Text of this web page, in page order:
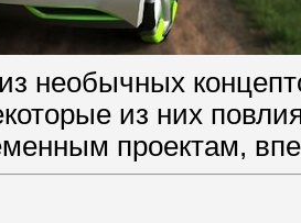
необычных
из них
проектам,